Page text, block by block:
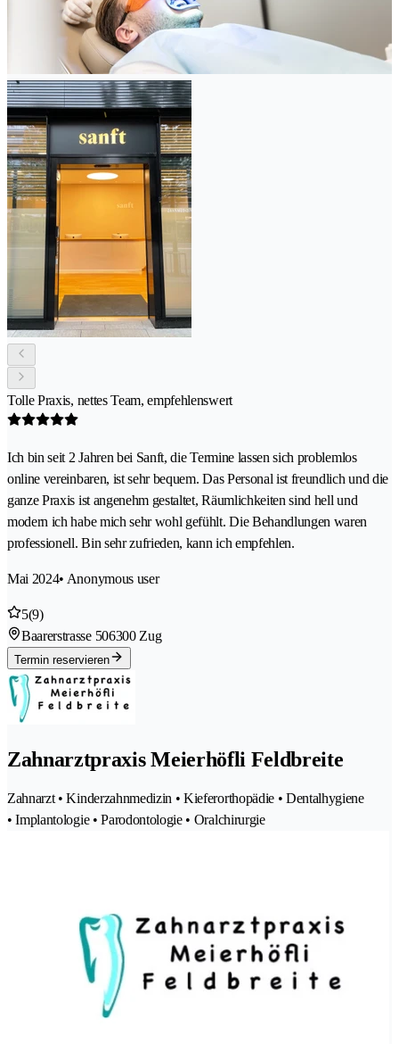
Tolle Praxis, nettes Team, empfehlenswert
Ich bin seit 2 Jahren bei Sanft, die Termine lassen sich problemlos
online vereinbaren, ist sehr bequem. Das Personal ist freundlich und die
ganze Praxis ist angenehm gestaltet, Räumlichkeiten sind hell und
modern ich habe mich sehr wohl gefühlt. Die Behandlungen waren
professionell. Bin sehr zufrieden, kann ich empfehlen.
Mai 2024• Anonymous user
5(9)
Baarerstrasse 506300 Zug
Termin reservieren
Zahnarztpraxis Meierhöfli Feldbreite
Zahnarzt • Kinderzahnmedizin • Kieferorthopädie • Dentalhygiene
• Implantologie • Parodontologie • Oralchirurgie